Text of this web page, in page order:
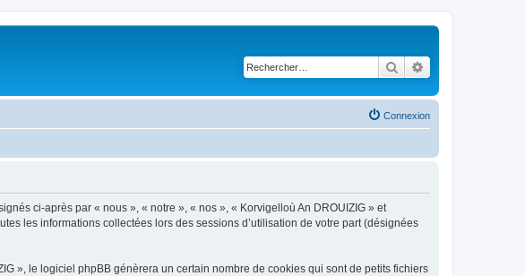
Rechercher
Connexion
ci-après par « nous », « notre », « nos », « Korvigelloù An DROUIZIG » et
les informations collectées lors des sessions d’utilisation de votre part (désignées
», le logiciel phpBB génèrera un certain nombre de cookies qui sont de petits fichiers